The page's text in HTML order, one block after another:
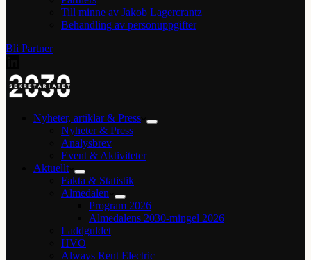
Till minne av Jakob Lagercrantz
Behandling av personuppgifter
Bli Partner
Nyheter, artiklar & Press
Nyheter & Press
Analysbrev
Event & Aktiviteter
Aktuellt
Fakta & Statistik
Almedalen
Program 2026
Almedalens 2030-mingel 2026
Laddguldet
HVO
Always Rent Electric